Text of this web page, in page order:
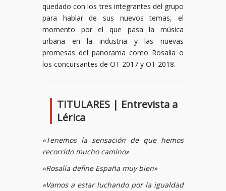
quedado con los tres integrantes del grupo
para hablar de sus nuevos temas, el
momento por el que pasa la música
urbana en la industria y las nuevas
promesas del panorama como Rosalía o
los concursantes de OT 2017 y OT 2018.
TITULARES | Entrevista a
Lérica
«Tenemos la sensación de que hemos
recorrido mucho camino»
«Rosalía define España muy bien»
«Vamos a estar luchando por la igualdad